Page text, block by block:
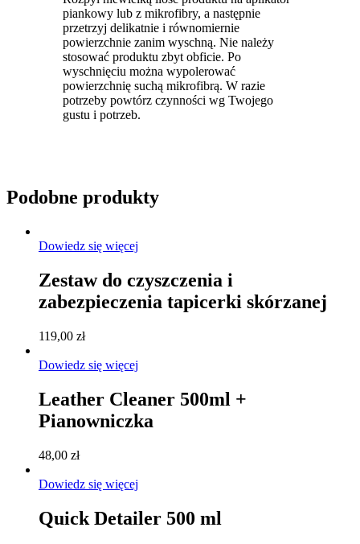
piankowy lub z mikrofibry, a następnie
przetrzyj delikatnie i równomiernie
powierzchnie zanim wyschną. Nie należy
stosować produktu zbyt obficie. Po
wyschnięciu można wypolerować
powierzchnię suchą mikrofibrą. W razie
potrzeby powtórz czynności wg Twojego
gustu i potrzeb.
Podobne produkty
Dowiedz się więcej
Zestaw do czyszczenia i
zabezpieczenia tapicerki skórzanej
119,00 zł
Dowiedz się więcej
Leather Cleaner 500ml +
Pianowniczka
48,00 zł
Dowiedz się więcej
Quick Detailer 500 ml